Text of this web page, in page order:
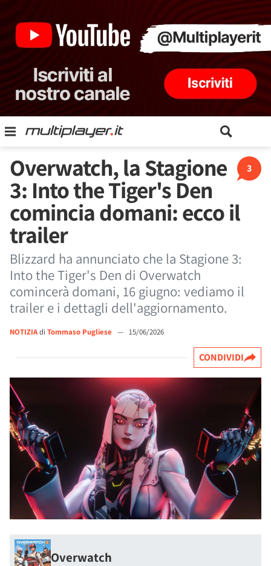
3
Overwatch, la Stagione
3: Into the Tiger's Den
comincia domani: ecco il
trailer
Blizzard ha annunciato che la Stagione 3:
Into the Tiger's Den di Overwatch
comincerà domani, 16 giugno: vediamo il
trailer e i dettagli dell'aggiornamento.
NOTIZIAdi Tommaso Pugliese — 15/06/2026
CONDIVIDI
Overwatch